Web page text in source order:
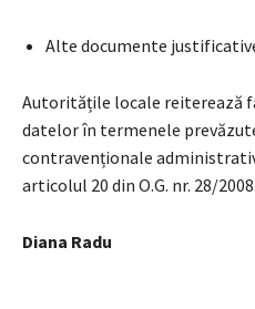
Alte documente
Autoritățile locale reiterează
datelor în termenele
contravenționale
articolul 20 din O.G. nr. 28/2008.
Diana Radu